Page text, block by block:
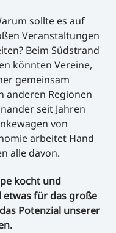
sollte es auf
Veranstaltungen
Beim Südstrand
könnten Vereine,
gemeinsam
anderen Regionen
seit Jahren
von
arbeitet Hand
alle davon.
kocht und
etwas für das große
Potenzial unserer